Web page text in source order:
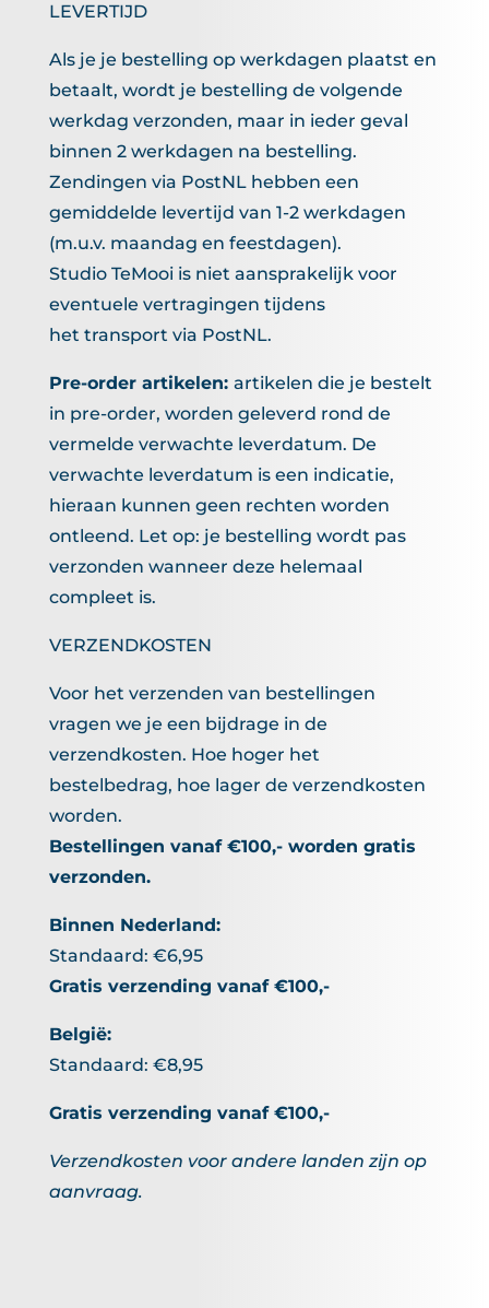
LEVERTIJD
Als je je bestelling op werkdagen plaatst en
betaalt, wordt je bestelling de volgende
werkdag verzonden, maar in ieder geval
binnen 2 werkdagen na bestelling.
Zendingen via PostNL hebben een
gemiddelde levertijd van 1-2 werkdagen
(m.u.v. maandag en feestdagen).
Studio TeMooi is niet aansprakelijk voor
eventuele vertragingen tijdens
het transport via PostNL.
Pre-order artikelen: artikelen die je bestelt
in pre-order, worden geleverd rond de
vermelde verwachte leverdatum. De
verwachte leverdatum is een indicatie,
hieraan kunnen geen rechten worden
ontleend. Let op: je bestelling wordt pas
verzonden wanneer deze helemaal
compleet is.
VERZENDKOSTEN
Voor het verzenden van bestellingen
vragen we je een bijdrage in de
verzendkosten. Hoe hoger het
bestelbedrag, hoe lager de verzendkosten
worden.
Bestellingen vanaf €100,- worden gratis
verzonden.
Binnen Nederland:
Standaard: €6,95
Gratis verzending vanaf €100,-
België:
Standaard: €8,95
Gratis verzending vanaf €100,-
Verzendkosten voor andere landen zijn op
aanvraag.